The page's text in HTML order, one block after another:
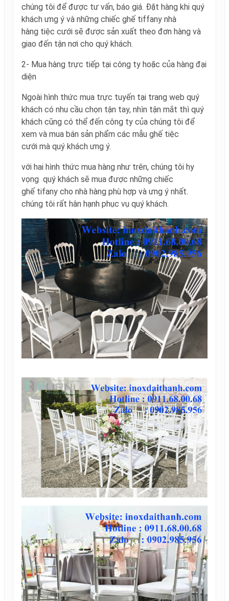
chúng tôi để được tư vấn, báo giá. Đặt hàng khi quý
khách ưng ý và những chiếc ghế tiffany nhà
hàng tiệc cưới sẽ được sản xuất theo đơn hàng và
giao đến tận nơi cho quý khách.
2- Mua hàng trực tiếp tại công ty hoặc của hàng đại
diện
Ngoài hình thức mua trực tuyến tại trang web quý
khách có nhu cầu chọn tận tay, nhìn tận mắt thì quý
khách cũng có thể đến công ty của chúng tôi để
xem và mua bán sản phẩm các mẫu ghế tiệc
cưới mà quý khách ưng ý.
với hai hình thức mua hàng như trên, chúng tôi hy
vọng quý khách sẽ mua được những chiếc
ghế tifany cho nhà hàng phù hợp và ưng ý nhất.
chúng tôi rất hân hạnh phục vụ quý khách.